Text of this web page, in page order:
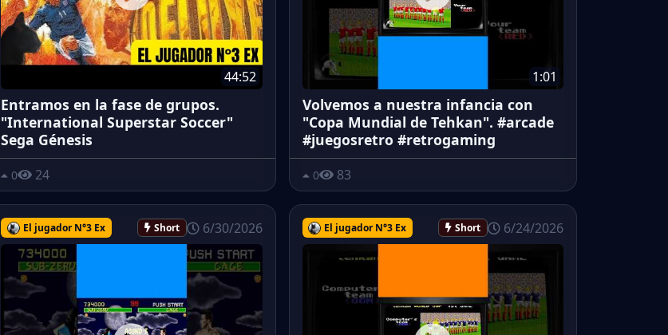
44:52
Entramos en la fase de grupos.
"International Superstar Soccer"
Sega Génesis
0 24
1:01
Volvemos a nuestra infancia con
"Copa Mundial de Tehkan". #arcade
#juegosretro #retrogaming
0 83
El jugador N°3 Ex Short 6/30/2026 El jugador N°3 Ex Short 6/24/2026